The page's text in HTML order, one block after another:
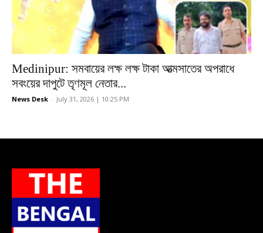
Medinipur: সমবায়ের লক্ষ লক্ষ টাকা আত্মসাতের অপরাধে
সবংয়ের দাপুটে তৃণমূল নেতার...
News Desk - July 31, 2026 | 10:25 PM